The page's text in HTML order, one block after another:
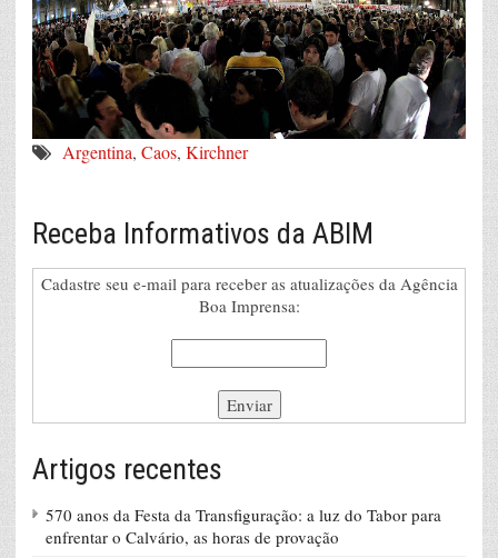
Argentina, Caos, Kirchner
Receba Informativos da ABIM
Cadastre seu e-mail para receber as atualizações da Agência
Boa Imprensa:
Artigos recentes
570 anos da Festa da Transfiguração: a luz do Tabor para
enfrentar o Calvário, as horas de provação